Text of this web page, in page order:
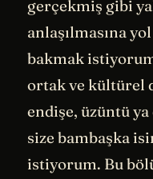
gerçekmiş gibi
anlaşılmasına
bakmak
ortak ve kültürel
endişe, üzüntü
size bambaşka
istiyorum. Bu